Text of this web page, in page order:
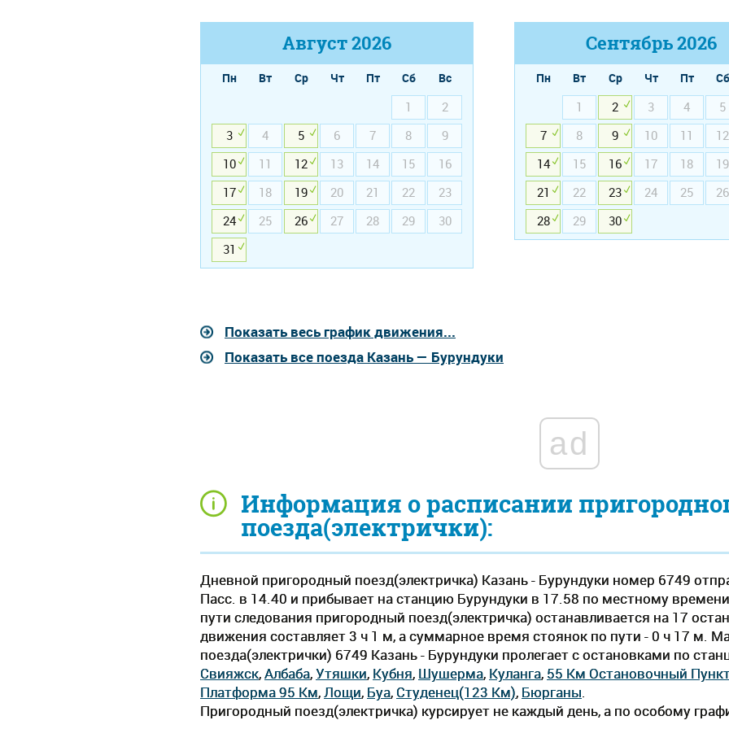
Информация о расписании
поезда(электрички):
Дневной пригородный поезд(электричка) Казань - Бурундуки номер 6749
Пасс. в 14.40 и прибывает на станцию Бурундуки в 17.58 по местному
пути следования пригородный поезд(электричка) останавливается на 17
движения составляет 3 ч 1 м, а суммарное время стоянок по пути - 0 ч 17 м.
поезда(электрички) 6749 Казань - Бурундуки пролегает c остановками по
Свияжск,Албаба,Утяшки, Кубня, Шушерма, Куланга, 55 Км Остановочный
Платформа 95 Км,Лощи, Буа, Студенец(123 Км), Бюрганы.
Пригородный поезд(электричка) курсирует не каждый день, а по особому
Август2026
Пн Вт Ср Чт Пт Сб
Вс
1
2
3
4 5 6 7 8
9
10
11 12 13 14 15
16
17
18 19 20 21 22
23
24
25 26 27 28 29
30
31
Сентябрь2026
Пн Вт Ср Чт Пт Сб
1
2 3 4 5
7
8 9 10 11 12
14
15 16 17 18 19
21
22 23 24 25 26
28
29 30
Показать весь график движения...
Показать все поезда Казань — Бурундуки
ad